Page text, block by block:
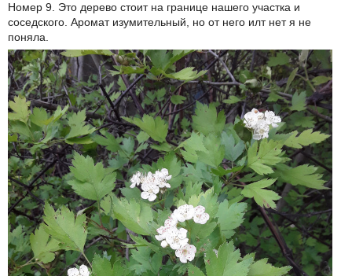
Номер 9. Это дерево стоит на границе нашего участка и
соседского. Аромат изумительный, но от него илт нет я не
поняла.